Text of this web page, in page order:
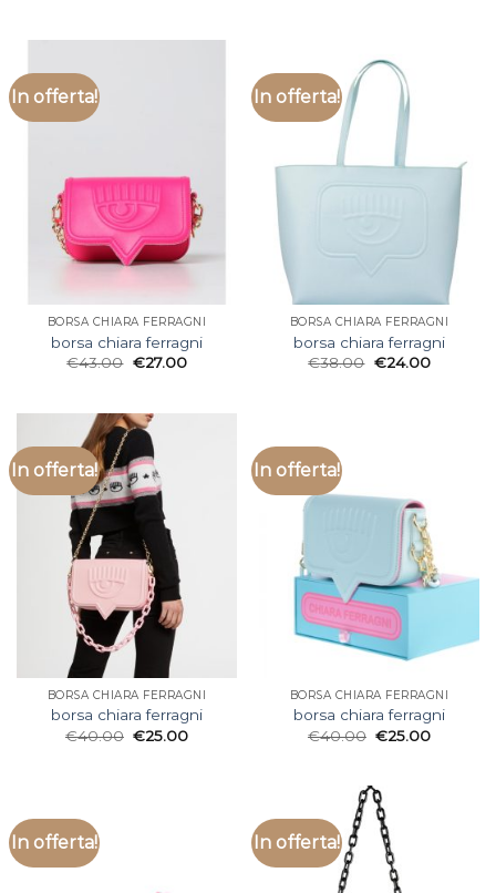
In offerta!
BORSA CHIARA FERRAGNI
borsa chiara ferragni
€43.00 €27.00
In offerta!
BORSA CHIARA FERRAGNI
borsa chiara ferragni
€38.00 €24.00
In offerta!
BORSA CHIARA FERRAGNI
borsa chiara ferragni
€40.00 €25.00
In offerta!
BORSA CHIARA FERRAGNI
borsa chiara ferragni
€40.00 €25.00
In offerta! In offerta!